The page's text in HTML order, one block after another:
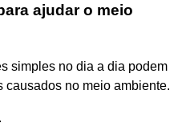
ajudar o meio
simples no dia a dia podem
no meio ambiente.